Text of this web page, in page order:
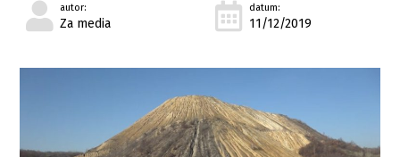
autor:
Za media
datum:
11/12/2019